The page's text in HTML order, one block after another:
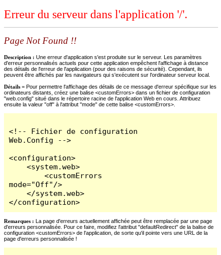
Erreur du serveur dans l'application '/'.
Page Not Found !!
Description : Une erreur d'application s'est produite sur le serveur. Les paramètres
d'erreur personnalisés actuels pour cette application empêchent l'affichage à distance
des détails de l'erreur de l'application (pour des raisons de sécurité). Cependant, ils
peuvent être affichés par les navigateurs qui s'exécutent sur l'ordinateur serveur local.
Détails = Pour permettre l'affichage des détails de ce message d'erreur spécifique sur les
ordinateurs distants, créez une balise <customErrors> dans un fichier de configuration
"web.config" situé dans le répertoire racine de l'application Web en cours. Attribuez
ensuite la valeur "off" à l'attribut "mode" de cette balise <customErrors>.
<!-- Fichier de configuration
Web.Config -->
<configuration>
    <system.web>
        <customErrors
mode="Off"/>
    </system.web>
</configuration>
Remarques : La page d'erreurs actuellement affichée peut être remplacée par une page
d'erreurs personnalisée. Pour ce faire, modifiez l'attribut "defaultRedirect" de la balise de
configuration <customErrors> de l'application, de sorte qu'il pointe vers une URL de la
page d'erreurs personnalisée !